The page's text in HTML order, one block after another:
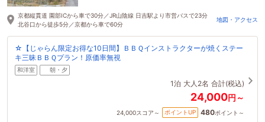
京都縦貫道 園部ICから車で30分／JR山陰線 日吉駅より市営バスで23分
北谷口から徒歩5分／京都から車で60分
地図・アクセス
☆【じゃらん限定お得な10日間】ＢＢＱインストラクターが焼くステー
キ三昧ＢＢＱプラン！原価率無視
和洋室 朝・夕
1泊 大人2名 合計(税込)
24,000円～
24,000スコア～ ポイントUP 480ポイント～